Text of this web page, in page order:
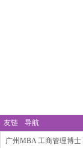
友链 导航
广州MBA 工商管理博士